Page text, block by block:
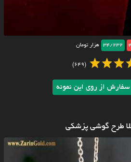
34/232 هزار تومان
(649)
از روی این نمونه
طرح گوشی پزشکی